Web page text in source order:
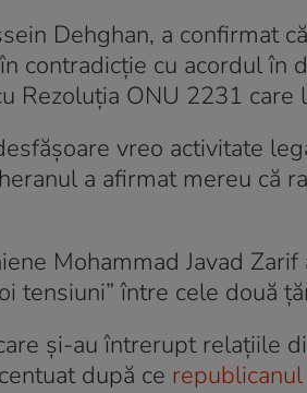
Dehghan, a confirmat
contradicţie cu acordul în
Rezoluţia ONU 2231 care
vreo activitate
a afirmat mereu că
Mohammad Javad
tensiuni” între cele două
şi-au întrerupt relaţiile
după ce